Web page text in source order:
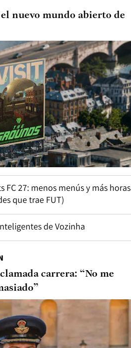
nuevo mundo abierto de
FC 27: menos menús y más horas
que trae FUT)
de Vozinha
carrera: “No me